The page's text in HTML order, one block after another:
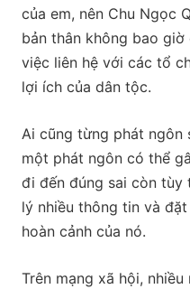
của em, nên Chu Ngọc
bản thân không bao
việc liên hệ với các tổ
lợi ích của dân tộc.
Ai cũng từng phát ngôn
một phát ngôn có thể
đi đến đúng sai còn tùy
lý nhiều thông tin và đặt
hoàn cảnh của nó.
Trên mạng xã hội,